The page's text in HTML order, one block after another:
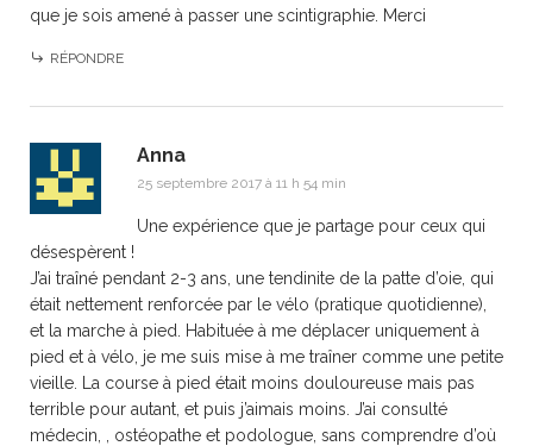
que je sois amené à passer une scintigraphie. Merci
RÉPONDRE
Anna
25 septembre 2017 à 11 h 54 min
Une expérience que je partage pour ceux qui
désespèrent !
J’ai traîné pendant 2-3 ans, une tendinite de la patte d’oie, qui
était nettement renforcée par le vélo (pratique quotidienne),
et la marche à pied. Habituée à me déplacer uniquement à
pied et à vélo, je me suis mise à me traîner comme une petite
vieille. La course à pied était moins douloureuse mais pas
terrible pour autant, et puis j’aimais moins. J’ai consulté
médecin, , ostéopathe et podologue, sans comprendre d’où